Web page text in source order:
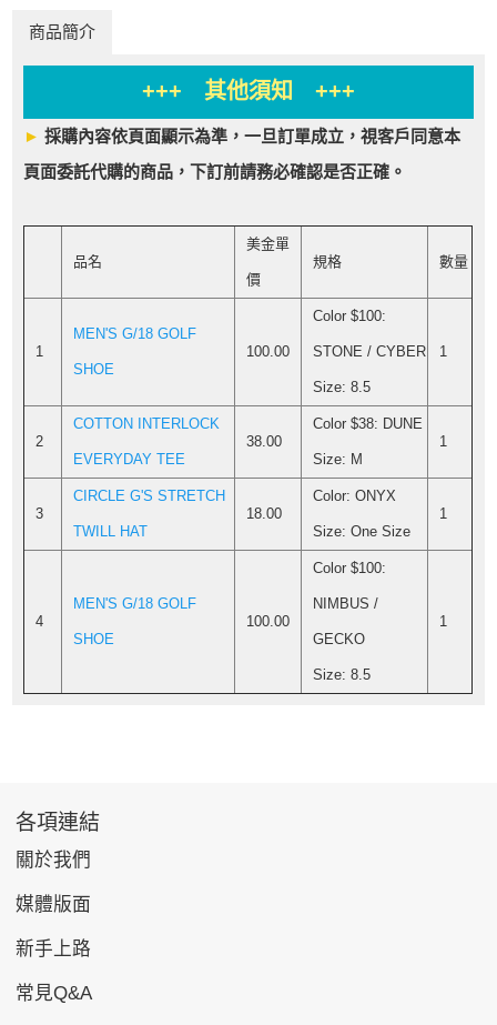
商品簡介
+++ 其他須知 +++
►採購內容依頁面顯示為準，一旦訂單成立，視客戶同意本
頁面委託代購的商品，下訂前請務必確認是否正確。
品名
美金單
價
規格 數量
1
MEN'S G/18 GOLF
SHOE
100.00
Color $100:
STONE / CYBER
Size: 8.5
1
2
COTTON INTERLOCK
EVERYDAY TEE
38.00
Color $38: DUNE
Size: M
1
3
CIRCLE G'S STRETCH
TWILL HAT
18.00
Color: ONYX
Size: One Size
1
4
MEN'S G/18 GOLF
SHOE
100.00
Color $100:
NIMBUS /
GECKO
Size: 8.5
1
各項連結
關於我們
媒體版面
新手上路
常見Q&A